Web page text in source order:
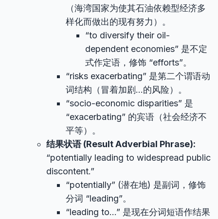
（海湾国家为使其石油依赖型经济多
样化而做出的现有努力）。
“to diversify their oil-
dependent economies” 是不定
式作定语，修饰 “efforts”。
“risks exacerbating” 是第二个谓语动
词结构（冒着加剧…的风险）。
“socio-economic disparities” 是
“exacerbating” 的宾语（社会经济不
平等）。
结果状语 (Result Adverbial Phrase):
“potentially leading to widespread public
discontent.”
“potentially” (潜在地) 是副词，修饰
分词 “leading”。
“leading to…” 是现在分词短语作结果